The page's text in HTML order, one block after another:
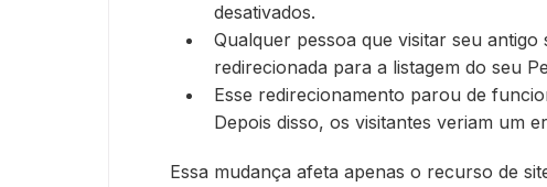
desativados.
Qualquer pessoa que visitar seu
redirecionada para a listagem do seu
Esse redirecionamento parou de
Depois disso, os visitantes veriam um
Essa mudança afeta apenas o recurso de